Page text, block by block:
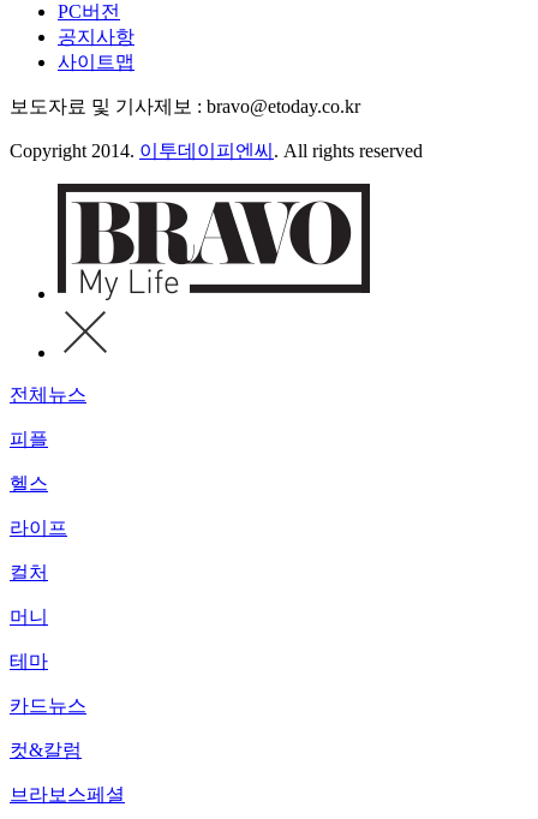
PC버전
공지사항
사이트맵
보도자료 및 기사제보 : bravo@etoday.co.kr
Copyright 2014. 이투데이피엔씨 . All rights reserved
전체뉴스
피플
헬스
라이프
컬처
머니
테마
카드뉴스
컷&칼럼
브라보스페셜